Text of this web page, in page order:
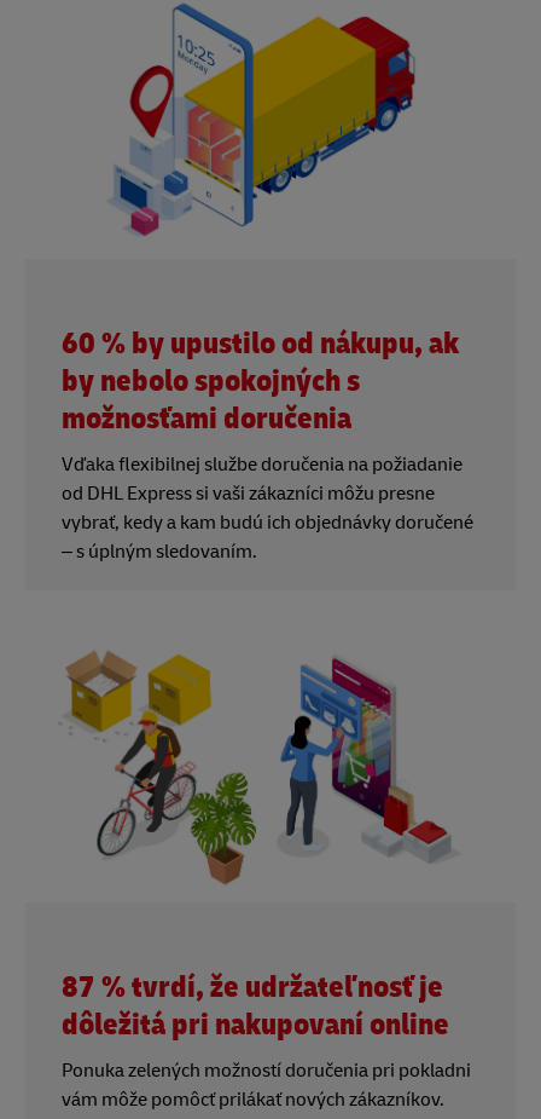
60 % by upustilo od nákupu, ak
by nebolo spokojných s
možnosťami doručenia
Vďaka flexibilnej službe doručenia na požiadanie
od DHL Express si vaši zákazníci môžu presne
vybrať, kedy a kam budú ich objednávky doručené
– s úplným sledovaním.
87 % tvrdí, že udržateľnosť je
dôležitá pri nakupovaní online
Ponuka zelených možností doručenia pri pokladni
vám môže pomôcť prilákať nových zákazníkov.